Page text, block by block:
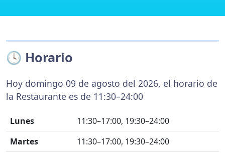
🕓 Horario
Hoy domingo 09 de agosto del 2026, el horario de
la Restaurante es de 11:30–24:00
Lunes
11:30–17:00, 19:30–24:00
Martes
11:30–17:00, 19:30–24:00